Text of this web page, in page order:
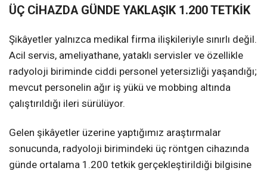
ÜÇ CİHAZDA GÜNDE YAKLAŞIK 1.200 TETKİK
Şikâyetler yalnızca medikal firma ilişkileriyle sınırlı değil.
Acil servis, ameliyathane, yataklı servisler ve özellikle
radyoloji biriminde ciddi personel yetersizliği yaşandığı;
mevcut personelin ağır iş yükü ve mobbing altında
çalıştırıldığı ileri sürülüyor.
Gelen şikâyetler üzerine yaptığımız araştırmalar
sonucunda, radyoloji birimindeki üç röntgen cihazında
günde ortalama 1.200 tetkik gerçekleştirildiği bilgisine